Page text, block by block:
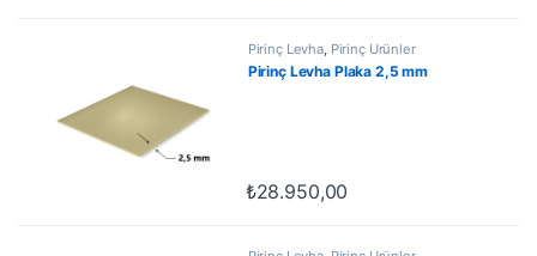
Pirinç Levha, Pirinç Ürünler
Pirinç Levha Plaka 2,5 mm
₺28.950,00